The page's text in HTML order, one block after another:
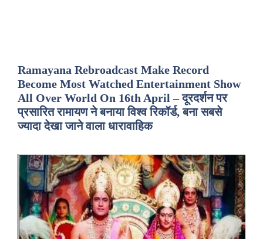
Ramayana Rebroadcast Make Record
Become Most Watched Entertainment Show
All Over World On 16th April – दूरदर्शन पर
प्रसारित रामायण ने बनाया विश्व रिकॉर्ड, बना सबसे
ज्यादा देखा जाने वाला धारावाहिक